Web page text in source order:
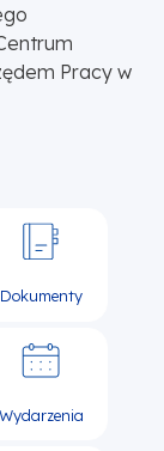
Pracy w
Dokumenty
Wydarzenia